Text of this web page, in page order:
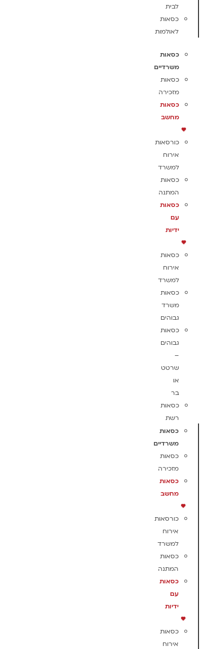
לבית
כסאות
לאולמות
כסאות
משרדיים
כסאות
מזכירה
כסאות
מחשב
כורסאות
אירוח
למשרד
כסאות
המתנה
כסאות
עם
ידיות
כסאות
אירוח
למשרד
כסאות
משרד
גבוהים
כסאות
גבוהים
–
שרטט
או
בר
כסאות
רשת
כסאות
משרדיים
כסאות
מזכירה
כסאות
מחשב
כורסאות
אירוח
למשרד
כסאות
המתנה
כסאות
עם
ידיות
כסאות
אירוח